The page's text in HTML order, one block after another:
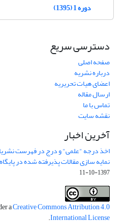
دوره 1 (1395)
دسترسی سریع
صفحه اصلی
درباره نشریه
اعضای هیات تحریریه
ارسال مقاله
تماس با ما
نقشه سایت
آخرین اخبار
اخذ درجه "علمی" و درج در فهرست
نمایه سازی مقالات پذیرفته شده در
1397-10-11
aCreative Commons Attribution 4.0
International License
.